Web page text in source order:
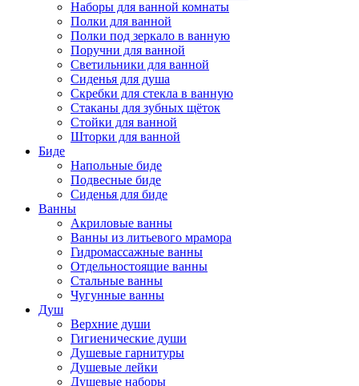
Наборы для ванной комнаты
Полки для ванной
Полки под зеркало в ванную
Поручни для ванной
Светильники для ванной
Сиденья для душа
Скребки для стекла в ванную
Стаканы для зубных щёток
Стойки для ванной
Шторки для ванной
Биде
Напольные биде
Подвесные биде
Сиденья для биде
Ванны
Акриловые ванны
Ванны из литьевого мрамора
Гидромассажные ванны
Отдельностоящие ванны
Стальные ванны
Чугунные ванны
Душ
Верхние души
Гигиенические души
Душевые гарнитуры
Душевые лейки
Душевые наборы